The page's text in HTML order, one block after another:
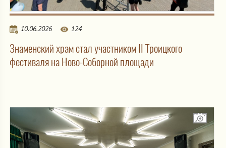
10.06.2026 124
Знаменский храм стал участником II Троицкого
фестиваля на Ново-Соборной площади